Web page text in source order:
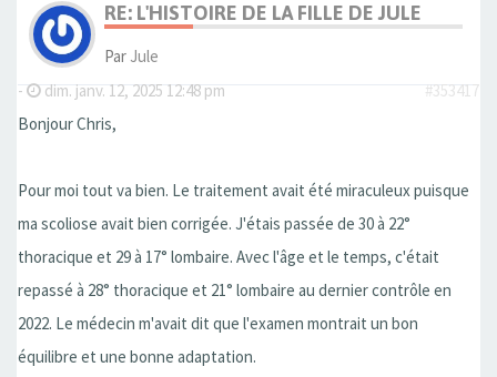
RE: L'HISTOIRE DE LA FILLE DE JULE
Par Jule
-
dim. janv. 12, 2025 12:48 pm
#353417
Bonjour Chris,
Pour moi tout va bien. Le traitement avait été miraculeux puisque
ma scoliose avait bien corrigée. J'étais passée de 30 à 22°
thoracique et 29 à 17° lombaire. Avec l'âge et le temps, c'était
repassé à 28° thoracique et 21° lombaire au dernier contrôle en
2022. Le médecin m'avait dit que l'examen montrait un bon
équilibre et une bonne adaptation.